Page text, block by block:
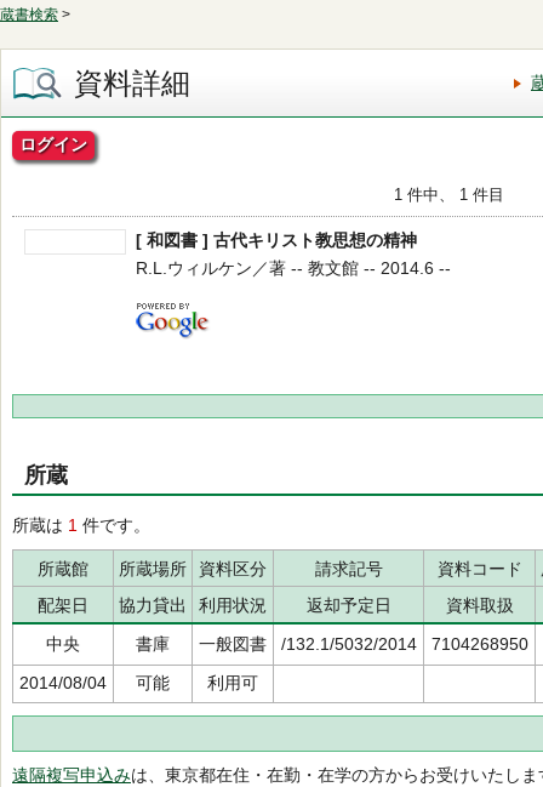
蔵書検索 >
資料詳細
ログイン
1 件中、 1 件目
[ 和図書 ] 古代キリスト教思想の精神
R.L.ウィルケン／著 -- 教文館 -- 2014.6 --
所蔵
所蔵は 1 件です。
所蔵館 所蔵場所 資料区分 請求記号 資料コード
配架日
協力貸出 利用状況 返却予定日
資料取扱
中央
書庫 一般図書 /132.1/5032/2014
7104268950
2014/08/04
可能 利用可
遠隔複写申込みは、東京都在住・在勤・在学の方からお受けいたしま